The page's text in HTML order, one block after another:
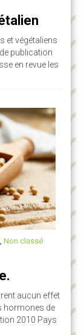
et végétaliens
publication
en revue les
,Non classé
aucun effet
hormones de
2010 Pays